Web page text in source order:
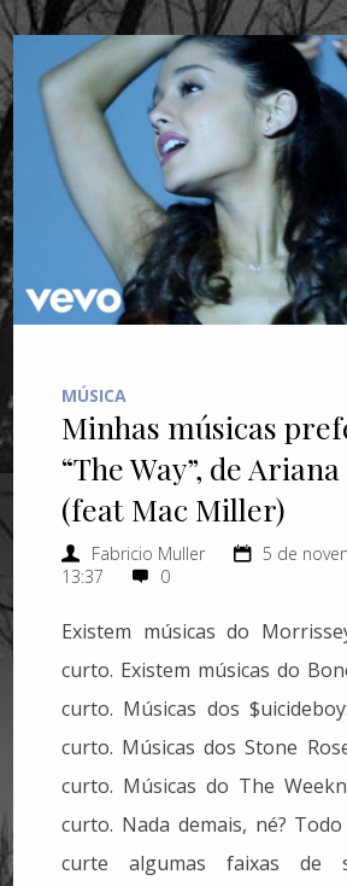
MÚSICA
Minhas músicas
“The Way”, de
(feat Mac Miller)
Fabricio Muller
5 de
13:37
0
Existem músicas do
curto. Existem músicas do
curto. Músicas dos
curto. Músicas dos Stone
curto. Músicas do The
curto. Nada demais, né?
curte algumas faixas de